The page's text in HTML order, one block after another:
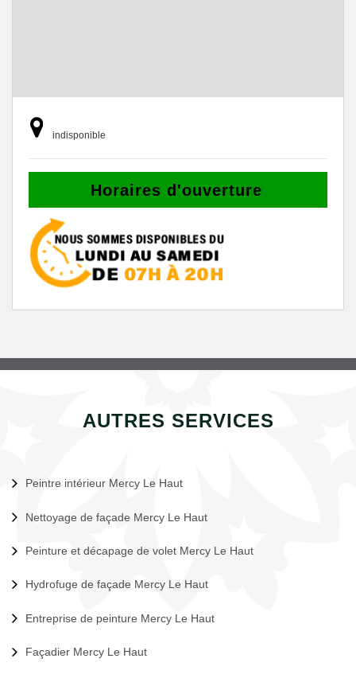
indisponible
Horaires d'ouverture
AUTRES SERVICES
Peintre intérieur Mercy Le Haut
Nettoyage de façade Mercy Le Haut
Peinture et décapage de volet Mercy Le Haut
Hydrofuge de façade Mercy Le Haut
Entreprise de peinture Mercy Le Haut
Façadier Mercy Le Haut